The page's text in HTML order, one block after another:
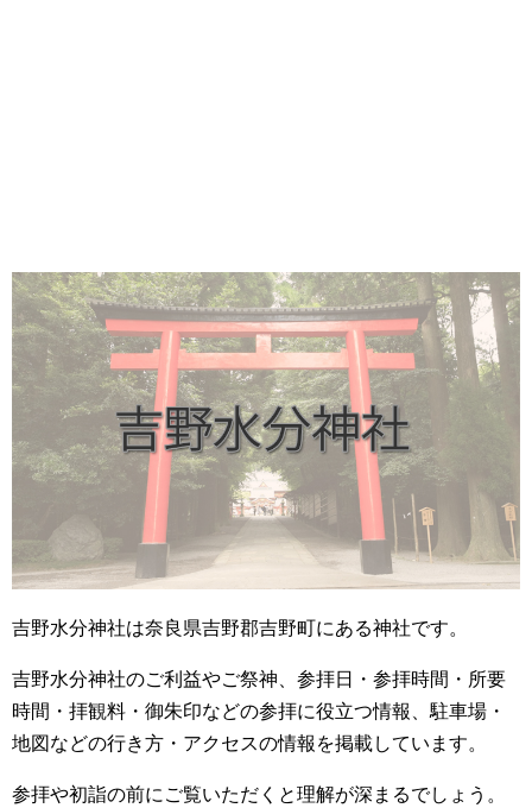
吉野水分神社は奈良県吉野郡吉野町にある神社です。
吉野水分神社のご利益やご祭神、参拝日・参拝時間・所要
時間・拝観料・御朱印などの参拝に役立つ情報、駐車場・
地図などの行き方・アクセスの情報を掲載しています。
参拝や初詣の前にご覧いただくと理解が深まるでしょう。